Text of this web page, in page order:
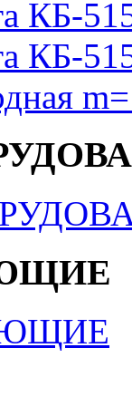
КБ-
КБ-